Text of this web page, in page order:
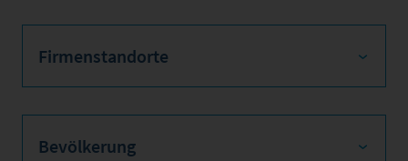
Firmenstandorte
Bevölkerung